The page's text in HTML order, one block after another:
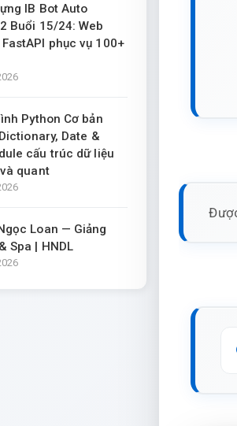
IB Bot Auto
Buổi 15/24: Web
phục vụ 100+
Python Cơ bản
Date &
cấu trúc dữ liệu
quant
Loan — Giảng
Spa | HNDL